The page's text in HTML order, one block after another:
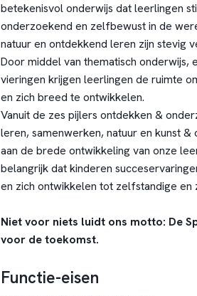
betekenisvol onderwijs dat leerlingen
onderzoekend en zelfbewust in de
natuur en ontdekkend leren zijn stevig
Door middel van thematisch onderwijs,
vieringen krijgen leerlingen de ruimte
en zich breed te ontwikkelen.
Vanuit de zes pijlers ontdekken &
leren, samenwerken, natuur en kunst
aan de brede ontwikkeling van onze
belangrijk dat kinderen
en zich ontwikkelen tot zelfstandige
Niet voor niets luidt ons motto: De
voor de toekomst.
Functie-eisen